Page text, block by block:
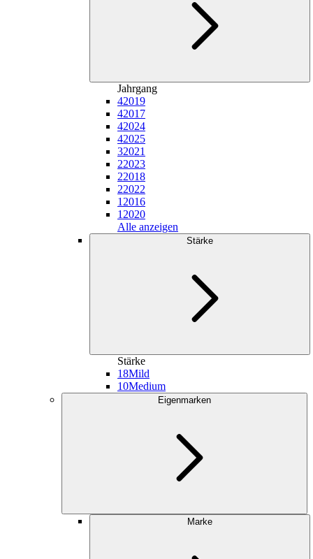
Jahrgang
42019
42017
42024
42025
32021
22023
22018
22022
1 2016
1 2020
Alle anzeigen
Stärke
Stärke
18Mild
10Medium
Eigenmarken
Marke